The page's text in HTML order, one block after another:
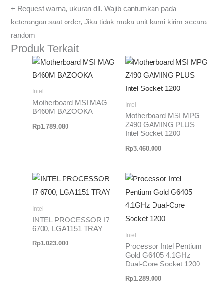
+ Request warna, ukuran dll. Wajib cantumkan pada
keterangan saat order, Jika tidak maka unit kami kirim secara
random
Produk Terkait
Intel
Motherboard MSI MAG
B460M BAZOOKA
Rp1.789.080
Intel
Motherboard MSI MPG
Z490 GAMING PLUS
Intel Socket 1200
Rp3.460.000
Intel
INTEL PROCESSOR I7
6700, LGA1151 TRAY
Rp1.023.000
Intel
Processor Intel Pentium
Gold G6405 4.1GHz
Dual-Core Socket 1200
Rp1.289.000